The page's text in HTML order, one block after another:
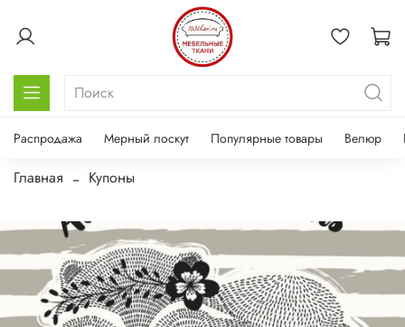
Распродажа Мерный лоскут Популярные товары Велюр
Главная Купоны